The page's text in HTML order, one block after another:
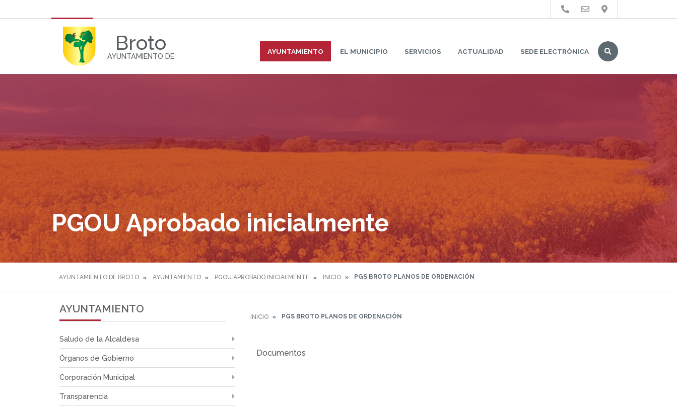
Broto
AYUNTAMIENTO DE
AYUNTAMIENTO EL MUNICIPIO SERVICIOS ACTUALIDAD SEDE ELECTRÓNICA
Buscar
PGOU Aprobado inicialmente
AYUNTAMIENTO DE BROTO AYUNTAMIENTO PGOU APROBADO INICIALMENTE INICIO PGS BROTO PLANOS DE ORDENACIÓN
AYUNTAMIENTO
Saludo de la Alcaldesa
Órganos de Gobierno
Corporación Municipal
Transparencia
INICIO PGS BROTO PLANOS DE ORDENACIÓN
Documentos